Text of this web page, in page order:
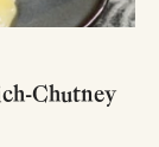
Chutney